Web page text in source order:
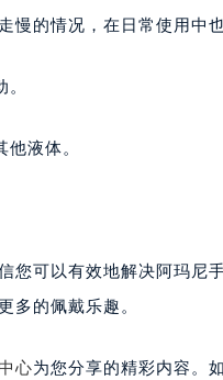
慢的情况，在日常使用中
液体。
您可以有效地解决阿玛尼
多的佩戴乐趣。
心为您分享的精彩内容。